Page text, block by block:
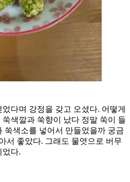
다며 강정을 갖고 오셨다. 어떻게
색깔과 쑥향이 났다 정말 쑥이 들
쑥색소를 넣어서 만들었을까 궁금
서 좋았다. 그래도 물엿으로 버무
었다.